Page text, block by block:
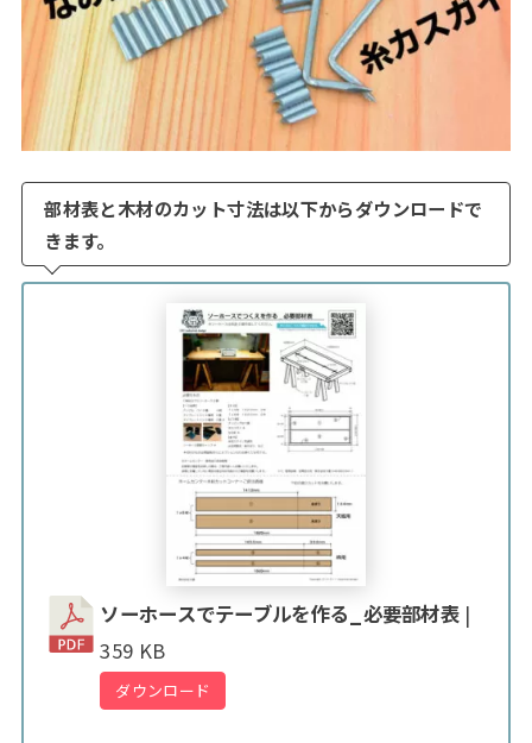
部材表と木材のカット寸法は以下からダウンロードで
きます。
ソーホースでテーブルを作る_必要部材表 |
359 KB
ダウンロード